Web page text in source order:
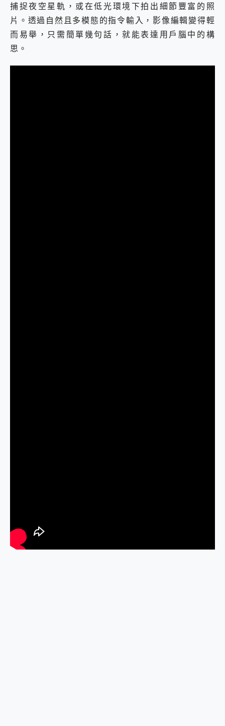
捕捉夜空星軌，或在低光環境下拍出細節豐富的照
片。透過自然且多模態的指令輸入，影像編輯變得輕
而易舉，只需簡單幾句話，就能表達用戶腦中的構
思。